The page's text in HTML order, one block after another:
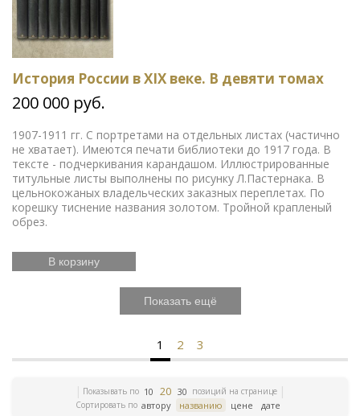
История России в XIX веке. В девяти томах
200 000 руб.
1907-1911 гг. С портретами на отдельных листах (частично
не хватает). Имеются печати библиотеки до 1917 года. В
тексте - подчеркивания карандашом. Иллюстрированные
титульные листы выполнены по рисунку Л.Пастернака. В
цельнокожаных владельческих заказных переплетах. По
корешку тиснение названия золотом. Тройной крапленый
обрез.
В корзину
Показать ещё
1 2 3
Показывать по 10 20 30 позиций на странице
Сортировать по автору названию цене дате